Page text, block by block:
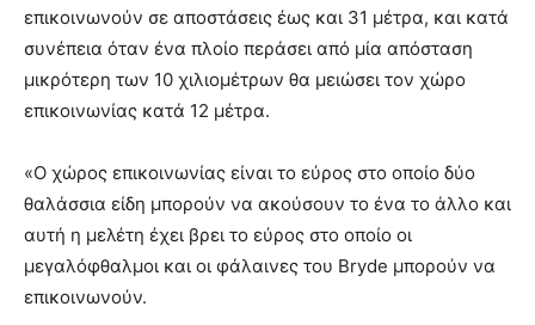
επικοινωνούν σε αποστάσεις έως και 31 μέτρα, και κατά
συνέπεια όταν ένα πλοίο περάσει από μία απόσταση
μικρότερη των 10 χιλιομέτρων θα μειώσει τον χώρο
επικοινωνίας κατά 12 μέτρα.
«Ο χώρος επικοινωνίας είναι το εύρος στο οποίο δύο
θαλάσσια είδη μπορούν να ακούσουν το ένα το άλλο και
αυτή η μελέτη έχει βρει το εύρος στο οποίο οι
μεγαλόφθαλμοι και οι φάλαινες του Bryde μπορούν να
επικοινωνούν.